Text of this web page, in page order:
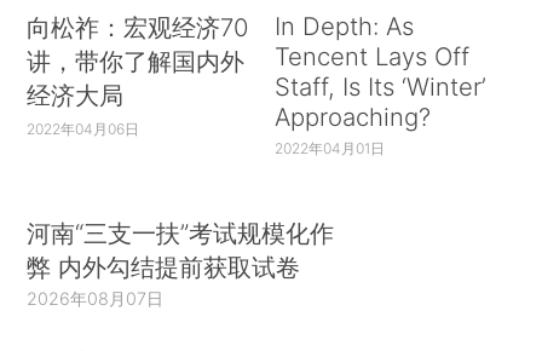
向松祚：宏观经济70
讲，带你了解国内外
经济大局
2022年04月06日
In Depth: As
Tencent Lays Off
Staff, Is Its ‘Winter’
Approaching?
2022年04月01日
河南“三支一扶”考试规模化作
弊 内外勾结提前获取试卷
2026年08月07日